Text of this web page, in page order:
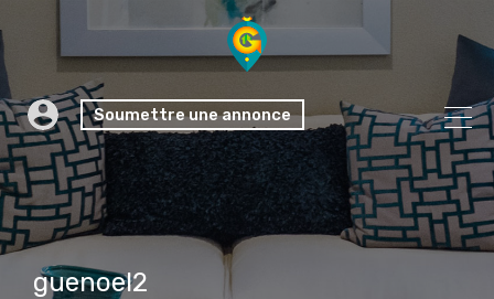
Soumettre une annonce
guenoel2